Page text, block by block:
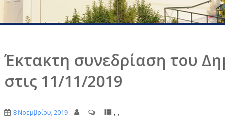
Έκτακτη συνεδρίαση του
στις 11/11/2019
8 Νοεμβρίου, 2019 , ,